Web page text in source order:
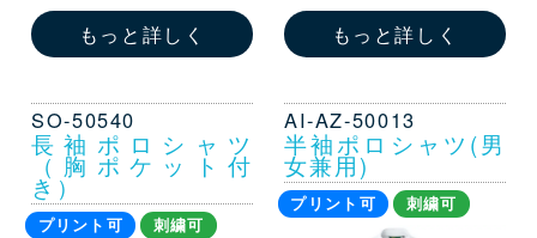
もっと詳しく もっと詳しく
SO-50540
長袖ポロシャツ
（胸ポケット付
き）
プリント可 刺繍可
AI-AZ-50013
半袖ポロシャツ(男
女兼用)
プリント可 刺繍可